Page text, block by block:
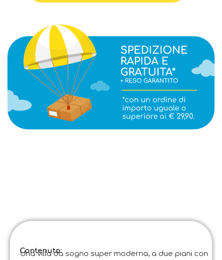
Contenuto:
Una villa da sogno super moderna, a due piani con